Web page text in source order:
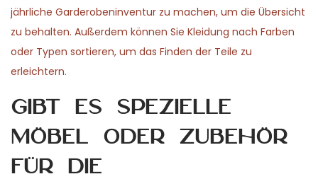
jährliche Garderobeninventur zu machen, um die Übersicht
zu behalten. Außerdem können Sie Kleidung nach Farben
oder Typen sortieren, um das Finden der Teile zu
erleichtern.
Gibt es spezielle
Möbel oder Zubehör
für die